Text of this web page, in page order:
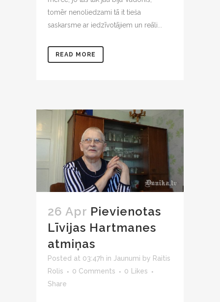
tomēr nenoliedzami tā it tieša
saskarsme ar iedzīvotājiem un reāli...
READ MORE
26 Apr Pievienotas
Līvijas Hartmanes
atmiņas
Posted at 03:47h in Jaunumi by Raitis
Rolis
0 Comments 0 Likes
Share